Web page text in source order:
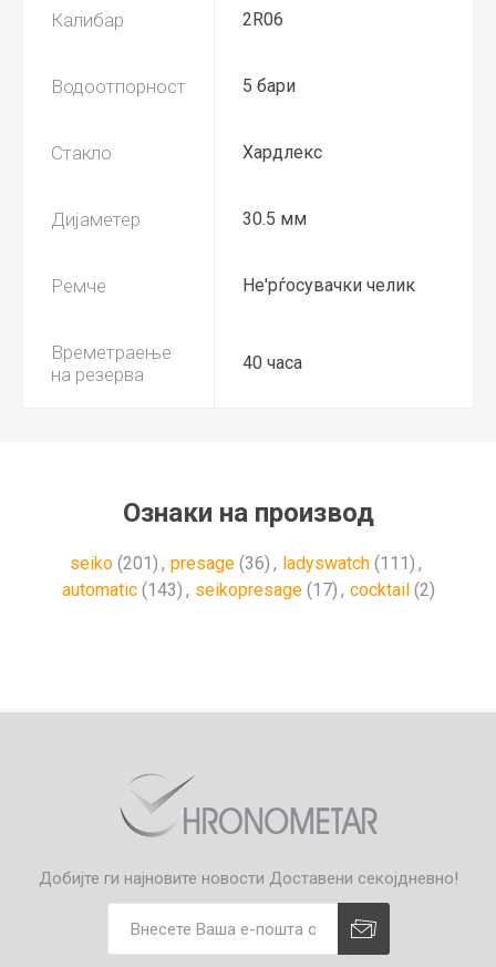
Калибар 2R06
Водоотпорност 5 бари
Стакло Хардлекс
Дијаметер 30.5 мм
Ремче Не'рѓосувачки челик
Времетраење
на резерва
40 часа
Ознаки на производ
seiko (201) , presage (36) , ladyswatch (111) ,
automatic (143) , seikopresage (17) , cocktail (2)
Добијте ги најновите новости Доставени секојдневно!